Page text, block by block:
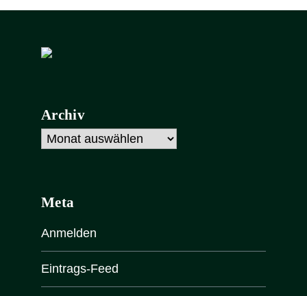
Archiv
Archiv
Meta
Anmelden
Eintrags-Feed